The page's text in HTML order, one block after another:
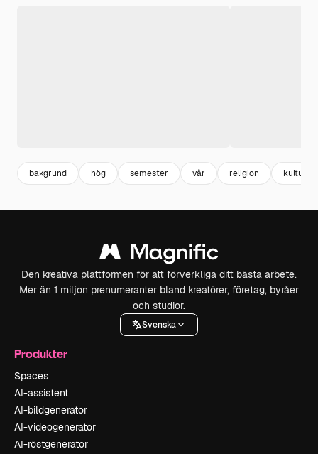
bakgrund hög semester vår religion kultur
Den kreativa plattformen för att förverkliga ditt bästa arbete.
Mer än 1 miljon prenumeranter bland kreatörer, företag, byråer
och studior.
Svenska
Produkter
Spaces
AI-assistent
AI-bildgenerator
AI-videogenerator
AI-röstgenerator